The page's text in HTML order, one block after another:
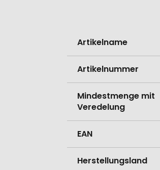
Informationen
Artikelname
Artikelnummer
Mindestmenge mit
Veredelung
EAN
Herstellungsland